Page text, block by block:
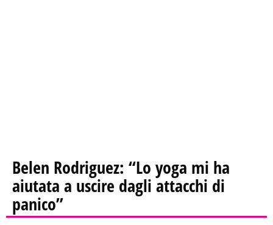
Belen Rodriguez: “Lo yoga mi ha
aiutata a uscire dagli attacchi di
panico”